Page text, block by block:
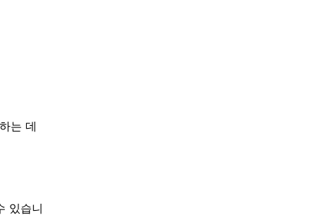
는 데
있습니